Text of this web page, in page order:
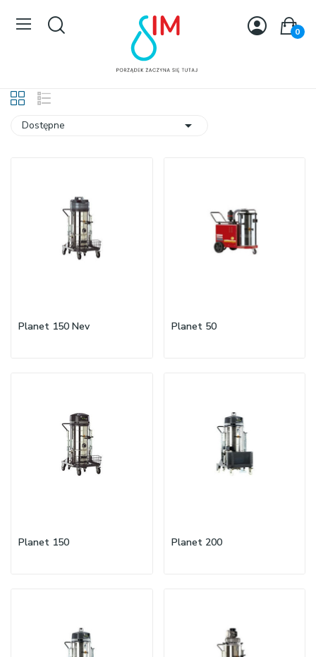
0
Dostępne 
Planet 150 Nev Planet 50
Planet 150 Planet 200